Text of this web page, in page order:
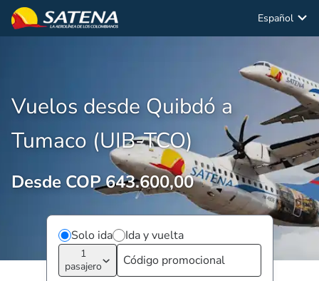
Español
Vuelos desde Quibdó a
Tumaco (UIB-TCO)
Desde COP 643.600,00
Solo ida Ida y vuelta
1
pasajero